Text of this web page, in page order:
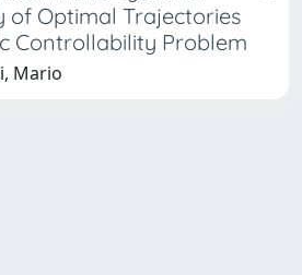
of Optimal Trajectories
Controllability Problem
Mario